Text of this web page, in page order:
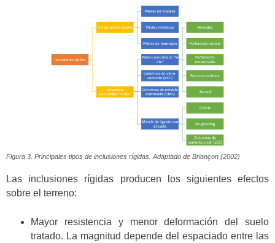
Figura 3. Principales tipos de inclusiones rígidas. Adaptado de Briançon (2002)
Las inclusiones rígidas producen los siguientes efectos
sobre el terreno:
Mayor resistencia y menor deformación del suelo
tratado. La magnitud depende del espaciado entre las